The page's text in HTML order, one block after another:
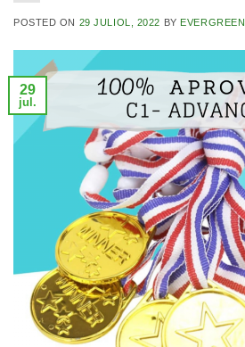
POSTED ON 29 JULIOL, 2022 BY EVERGREEN
29
jul.